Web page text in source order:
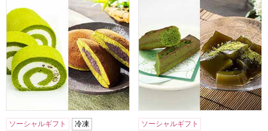
ソーシャルギフト 冷凍 ソーシャルギフト